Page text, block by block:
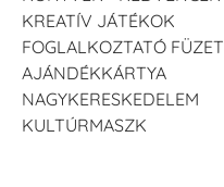
KREATÍV JÁTÉKOK
FOGLALKOZTATÓ FÜZET
AJÁNDÉKKÁRTYA
NAGYKERESKEDELEM
KULTÚRMASZK